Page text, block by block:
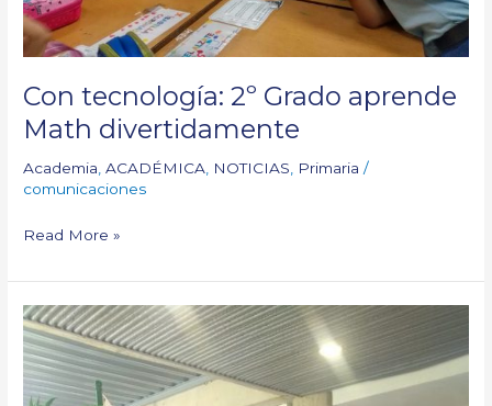
Con tecnología: 2º Grado aprende
Math divertidamente
Academia,ACADÉMICA, NOTICIAS, Primaria /
comunicaciones
Read More »
¡Clasificamos
a
la
Fase